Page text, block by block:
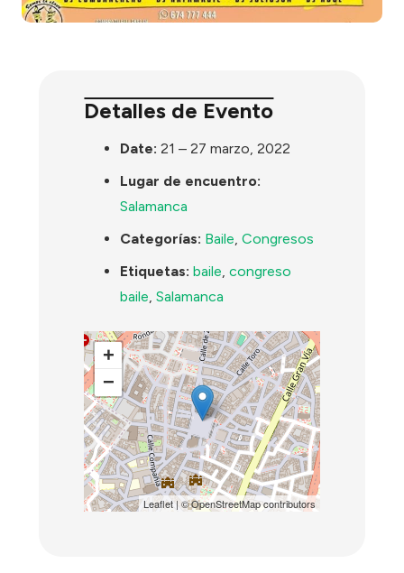
Detalles de Evento
Date: 21 –27 marzo, 2022
Lugar de encuentro:
Salamanca
Categorías: Baile,Congresos
Etiquetas: baile,congreso
baile,Salamanca
+
−
Leaflet| ©OpenStreetMapcontributors